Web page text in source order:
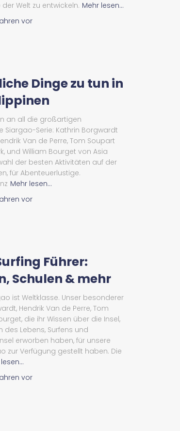
Welt zu entwickeln. Mehr lesen...
vor
Dinge zu tun in
an all die großartigen
Siargao-Serie: Kathrin Borgwardt
Van de Perre, Tom Soupart
und William Bourget von Asia
der besten Aktivitäten auf der
für Abenteuerlustige.
Mehr lesen...
vor
Führer:
Schulen & mehr
ist Weltklasse. Unser besonderer
Hendrik Van de Perre, Tom
die ihr Wissen über die Insel,
des Lebens, Surfens und
erworben haben, für unsere
zur Verfügung gestellt haben. Die
vor